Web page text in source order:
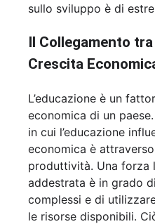
sullo sviluppo è di
Il Collegamento
Crescita
L’educazione è un
economica di un
in cui l’educazione
economica è attraverso
produttività. Una forza
addestrata è in grado
complessi e di
le risorse disponibili.